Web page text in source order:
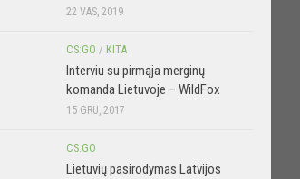
22 VAS, 2019
CS:GO / KITA
Interviu su pirmąja merginų
komanda Lietuvoje – WildFox
15 GRU, 2017
CS:GO
Lietuvių pasirodymas Latvijos